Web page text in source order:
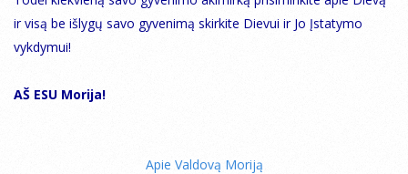
ir visą be išlygų savo gyvenimą skirkite Dievui ir Jo Įstatymo
vykdymui!
AŠ ESU Morija!
Apie Valdovą Moriją